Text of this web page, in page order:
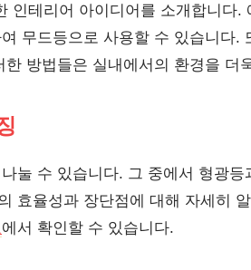
인테리어 아이디어를 소개합니다
무드등으로 사용할 수 있습니다.
방법들은 실내에서의 환경을 더
눌 수 있습니다. 그 중에서 형광
효율성과 장단점에 대해 자세히
에서 확인할 수 있습니다.